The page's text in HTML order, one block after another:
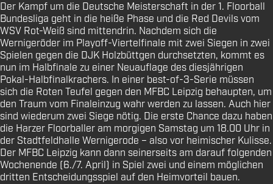
Der Kampf um die Deutsche Meisterschaft in der 1. Floorball
Bundesliga geht in die heiße Phase und die Red Devils vom
WSV Rot-Weiß sind mittendrin. Nachdem sich die
Wernigeröder im Playoff-Viertelfinale mit zwei Siegen in zwei
Spielen gegen die DJK Holzbüttgen durchsetzten, kommt es
nun im Halbfinale zu einer Neuauflage des diesjährigen
Pokal-Halbfinalkrachers. In einer best-of-3-Serie müssen
sich die Roten Teufel gegen den MFBC Leipzig behaupten, um
den Traum vom Finaleinzug wahr werden zu lassen. Auch hier
sind wiederum zwei Siege nötig. Die erste Chance dazu haben
die Harzer Floorballer am morgigen Samstag um 18.00 Uhr in
der Stadtfeldhalle Wernigerode – also vor heimischer Kulisse.
Der MFBC Leipzig kann dann seinerseits am darauf folgenden
Wochenende (6./7. April) in Spiel zwei und einem möglichen
dritten Entscheidungsspiel auf den Heimvorteil bauen.